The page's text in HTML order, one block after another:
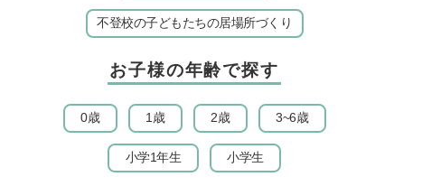
不登校の子どもたちの居場所づくり
お子様の年齢で探す
0歳 1歳 2歳 3~6歳
小学1年生 小学生